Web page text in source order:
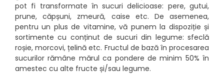
pot fi transformate în sucuri delicioase: pere, gutui,
prune, căpșuni, zmeură, caise etc. De asemenea,
pentru un plus de vitamine, vă punem la dispoziție și
sortimente cu conținut de sucuri din legume: sfeclă
roșie, morcovi, țelină etc. Fructul de bază în procesarea
sucurilor rămâne mărul ca pondere de minim 50% în
amestec cu alte fructe și/sau legume.